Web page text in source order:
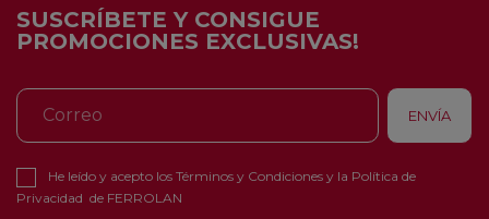
SUSCRÍBETE Y CONSIGUE
PROMOCIONES EXCLUSIVAS!
He leído y acepto los Términos y Condiciones y la Política de
Privacidad de FERROLAN